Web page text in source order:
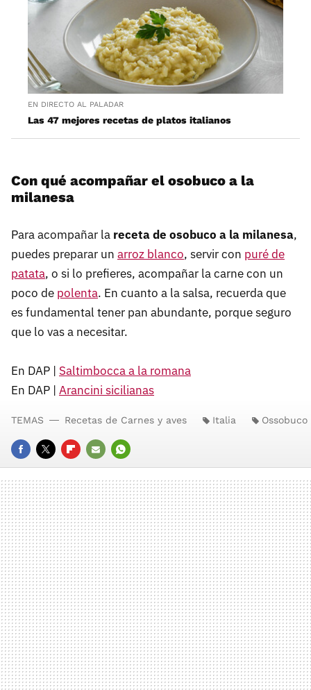
EN DIRECTO AL PALADAR
Las 47 mejores recetas de platos italianos
Con qué acompañar el osobuco a la
milanesa
Para acompañar la receta de osobuco a la milanesa,
puedes preparar un arroz blanco, servir con puré de
patata, o si lo prefieres, acompañar la carne con un
poco de polenta. En cuanto a la salsa, recuerda que
es fundamental tener pan abundante, porque seguro
que lo vas a necesitar.
En DAP | Saltimbocca a la romana
En DAP | Arancini sicilianas
FACEBOOK
TWITTERFLIPBOARD
E-
MAIL
WHATSAPP
TEMAS Recetas de Carnes y aves Italia Ossobuco